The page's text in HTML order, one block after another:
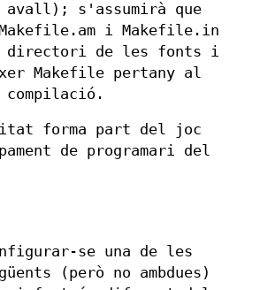
avall); s'assumirà que
i Makefile.in
directori de les fonts i
Makefile pertany al
forma part del joc
de programari del
se una de les
(però no ambdues)